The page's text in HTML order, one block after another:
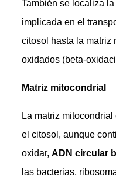
También se localiza
implicada en el
citosol hasta la matriz
oxidados (beta-
Matriz mitocondrial
La matriz
el citosol, aunque
oxidar, ADN circular
las bacterias,